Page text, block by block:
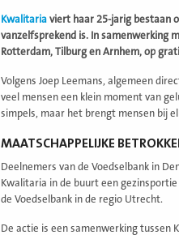
Kwalitaria viert haar 25-jarig bestaan
vanzelfsprekend is. In samenwerking
Rotterdam, Tilburg en Arnhem, op
Volgens Joep Leemans, algemeen
veel mensen een klein moment van
simpels, maar het brengt mensen bij
MAATSCHAPPELIJKE
Deelnemers van de Voedselbank in
Kwalitaria in de buurt een
de Voedselbank in de regio Utrecht.
De actie is een samenwerking tussen